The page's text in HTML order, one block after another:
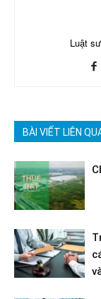
Luật
BÀI VIẾT LIÊN